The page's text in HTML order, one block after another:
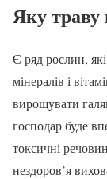
Яку
Є ряд рослин,
мінералів і
вирощувати
господар буде
токсичні
нездоров’я